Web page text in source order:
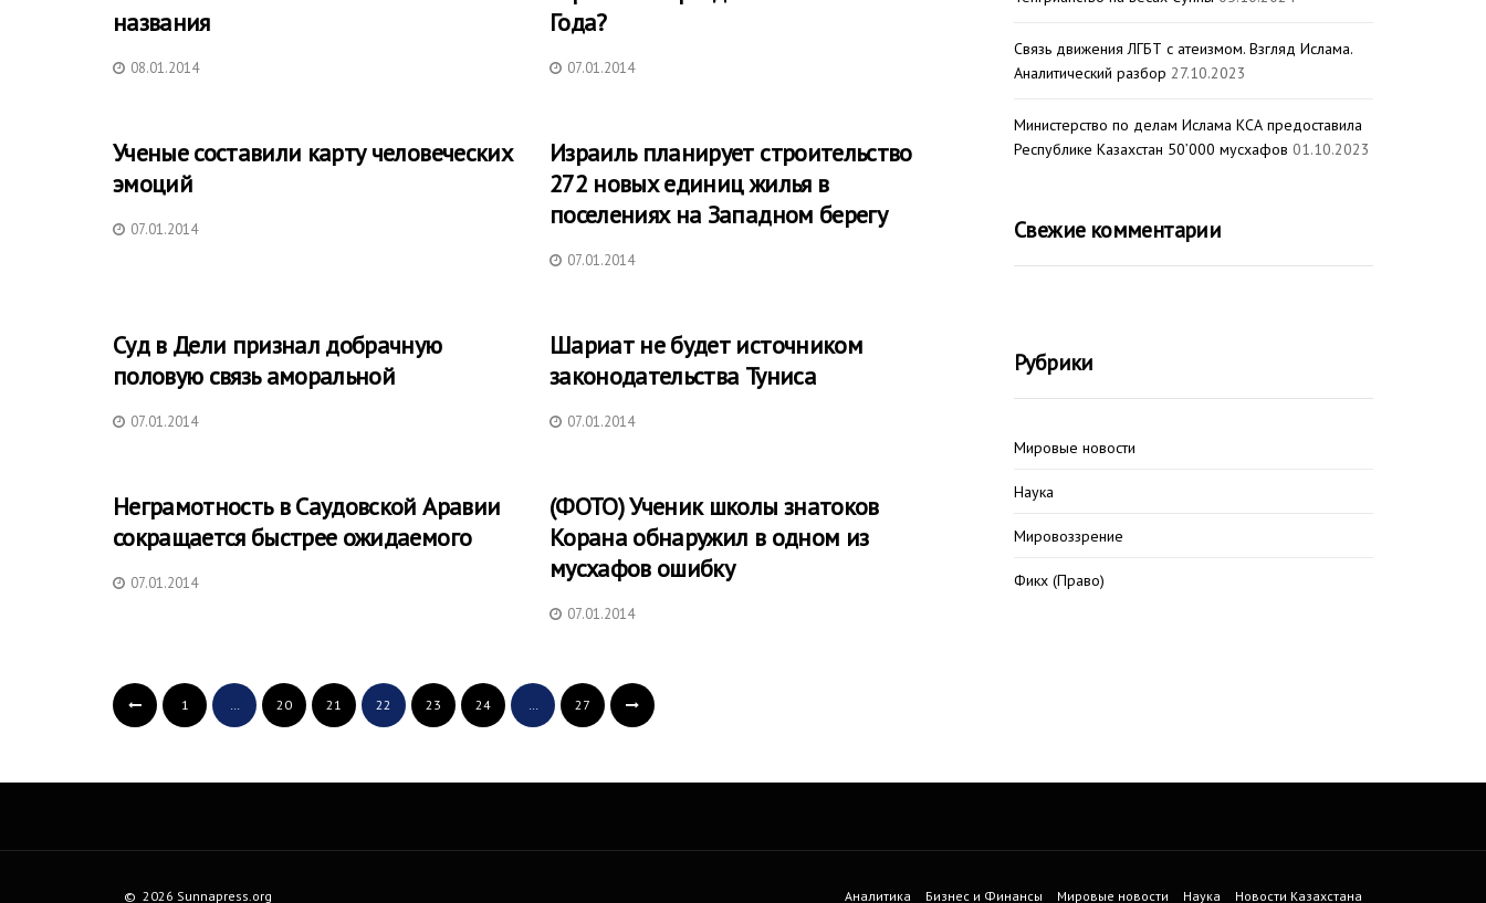
названия
08.01.2014
Года?
07.01.2014
Ученые составили карту человеческих
эмоций
07.01.2014
Израиль планирует строительство
272 новых единиц жилья в
поселениях на Западном берегу
07.01.2014
Суд в Дели признал добрачную
половую связь аморальной
07.01.2014
Шариат не будет источником
законодательства Туниса
07.01.2014
Неграмотность в Саудовской Аравии
сокращается быстрее ожидаемого
07.01.2014
(ФОТО) Ученик школы знатоков
Корана обнаружил в одном из
мусхафов ошибку
07.01.2014
1 … 20 21 22 23 24 … 27
Связь движения ЛГБТ с атеизмом. Взгляд Ислама.
Аналитический разбор 27.10.2023
Министерство по делам Ислама КСА предоставила
Республике Казахстан 50’000 мусхафов 01.10.2023
Свежие комментарии
Рубрики
Мировые новости
Наука
Мировоззрение
Фикх (Право)
© 2026 Sunnapress.org Аналитика Бизнес и Финансы Мировые новости Наука Новости Казахстана